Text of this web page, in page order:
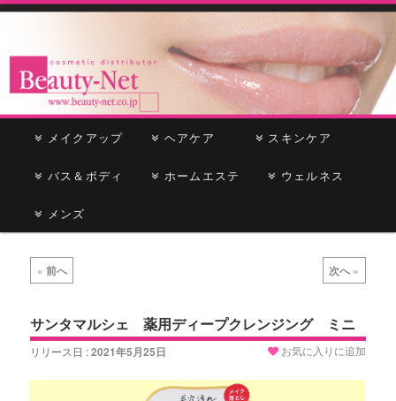
Beauty-Net
cosmetic distributor
ー
メ
イ
ン
テ
サ
ブ
コ
ン
メイクアップ ヘアケア スキンケア
バス＆ボディ ホームエステ ウェルネス
メンズ
稿
ビ
ゲ
ー
シ
« 前へ 次へ »
サンタマルシェ 薬用ディープクレンジング ミニ
リリース日 :2021年5月25日 お気に入りに追加